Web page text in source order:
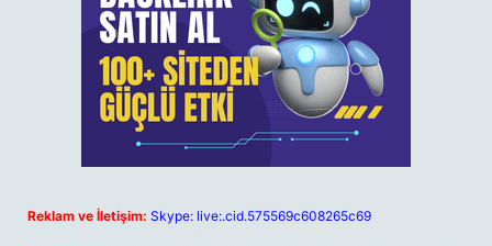
Reklam ve İletişim: Skype: live:.cid.575569c608265c69